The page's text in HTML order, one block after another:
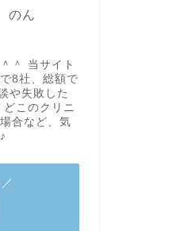
のん
＾ 当サイト
8社、総額で
や失敗した
このクリニ
合など、気